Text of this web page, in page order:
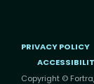
PRIVACY POLICY
Copyright ©